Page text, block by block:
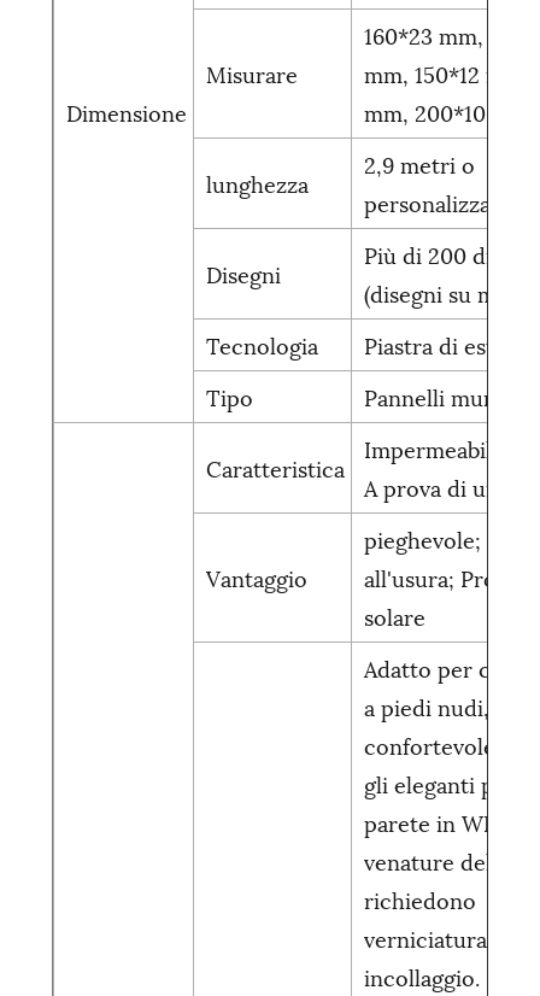
Dimensione
Misurare
160*23 mm,
mm, 150*12 mm,
mm, 200*10 mm
lunghezza
2,9 metri o
personalizzato
Disegni
Più di 200
(disegni su
Tecnologia
Piastra di
Tipo
Pannelli murali
Caratteristica
A prova di
Vantaggio
pieghevole;
all'usura;
solare
Adatto per
a piedi nudi,
confortevole.
gli eleganti
parete in WPC
venature del
richiedono
verniciatura o
incollaggio. Dopo